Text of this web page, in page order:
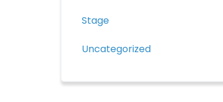
Stage
Uncategorized